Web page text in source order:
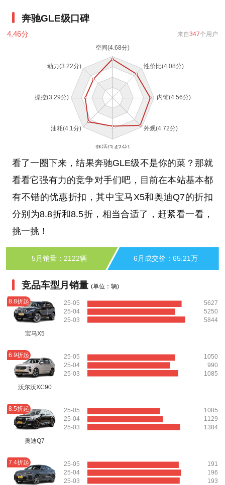
奔驰GLE级口碑
4.46分 来自347个用户
看了一圈下来，结果奔驰GLE级不是你的菜？那就
看看它强有力的竞争对手们吧，目前在本站基本都
有不错的优惠折扣，其中宝马X5和奥迪Q7的折扣
分别为8.8折和8.5折，相当合适了，赶紧看一看，
挑一挑！
5月销量：2122辆 6月成交价：65.21万
竞品车型月销量 (单位：辆)
8.8折起
宝马X5
25-05
25-04
25-03
5627
5250
5844
6.9折起
沃尔沃XC90
25-05
25-04
25-03
1050
990
1085
8.5折起
奥迪Q7
25-05
25-04
25-03
1085
1129
1384
7.4折起
25-05
25-04
25-03
191
196
193